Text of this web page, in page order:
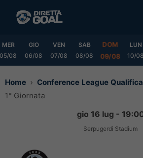
MER
05/08
GIO
06/08
VEN
07/08
SAB
08/08
DOM
09/08
LUN
10/08
Home
Conference League
1° Giornata
gio 16 lug -
Serpugerdi Stadium